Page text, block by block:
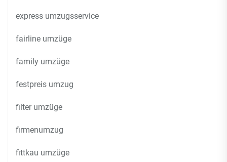
express umzugsservice
fairline umzüge
family umzüge
festpreis umzug
filter umzüge
firmenumzug
fittkau umzüge